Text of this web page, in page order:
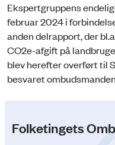
Ekspertgruppens
februar 2024 i
anden delrapport, der
CO2e-afgift på
blev herefter overført til
besvaret
Folketingets